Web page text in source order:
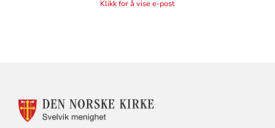
Klikk for å vise e-post
KONTAKTINFORMASJON